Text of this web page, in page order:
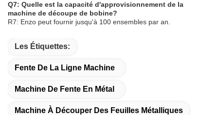
Q7: Quelle est la capacité d'approvisionnement de la
machine de découpe de bobine?
R7: Enzo peut fournir jusqu'à 100 ensembles par an.
Les Étiquettes:
Fente De La Ligne Machine
Machine De Fente En Métal
Machine À Découper Des Feuilles Métalliques